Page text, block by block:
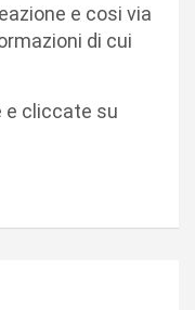
e cosi via
di cui
e cliccate su